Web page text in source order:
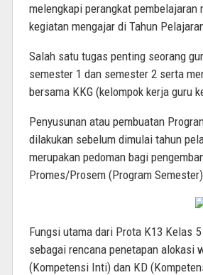
melengkapi perangkat pembelajaran
kegiatan mengajar di Tahun
Salah satu tugas penting seorang
semester 1 dan semester 2 serta
bersama KKG (kelompok kerja guru
Penyusunan atau pembuatan
dilakukan sebelum dimulai tahun
merupakan pedoman bagi
Promes/Prosem (Program
Fungsi utama dari Prota K13 Kelas
sebagai rencana penetapan alokasi
(Kompetensi Inti) dan KD